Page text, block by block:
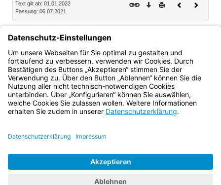
Text gilt ab: 01.01.2022
Fassung: 06.07.2021
Download
DruckenVorheriges
Der Landtag überprüft die Auswirkungen dieses Gesetzes
erstmalig fünf Jahre nach Inkrafttreten des Gesetzes und
veröffentlicht die Ergebnisse der Überprüfung.
Bayern.de
BayernPortal
Impressum